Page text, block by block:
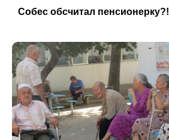
Собес обсчитал пенсионерку?!